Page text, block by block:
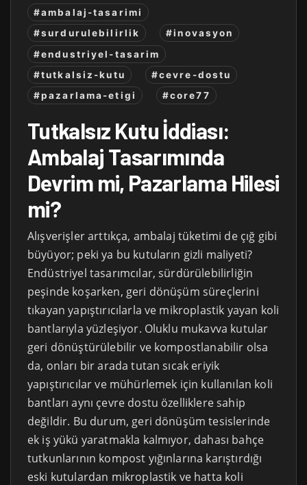
#ambalaj-tasarimi
#surdurulebilirlik
#inovasyon
#endustriyel-tasarim
#tutkalsiz-kutu
#cevre-dostu
#pazarlama-etigi
#core77
Tutkalsız Kutu İddiası:
Ambalaj Tasarımında
Devrim mi, Pazarlama Hilesi
mi?
Alışverişler arttıkça, ambalaj tüketimi de çığ gibi
büyüyor; peki ya bu kutuların gizli maliyeti?
Endüstriyel tasarımcılar, sürdürülebilirliğin
peşinde koşarken, geri dönüşüm süreçlerini
tıkayan yapıştırıcılarla ve mikroplastik yayan koli
bantlarıyla yüzleşiyor. Oluklu mukavva kutular
geri dönüştürülebilir ve kompostlanabilir olsa
da, onları bir arada tutan sıcak eriyik
yapıştırıcılar ve mühürlemek için kullanılan koli
bantları aynı çevre dostu özelliklere sahip
değildir. Bu durum, geri dönüşüm tesislerinde
ek iş yükü yaratmakla kalmıyor, dahası bahçe
tutkunlarının kompost yığınlarına karıştırdığı
eski kutulardan mikroplastik ve hatta koli